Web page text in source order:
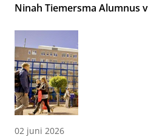
Ninah Tiemersma Alumnus
02 juni 2026